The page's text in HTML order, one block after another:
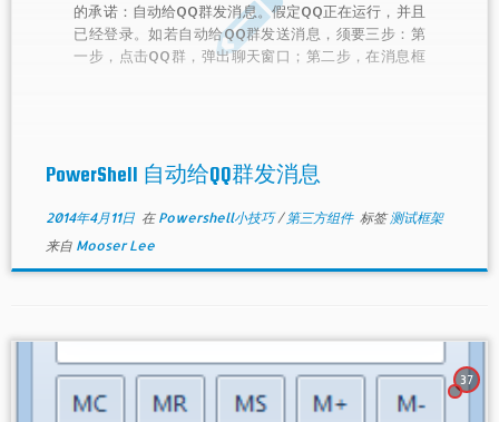
的承诺：自动给QQ群发消息。假定QQ正在运行，并且
已经登录。如若自动给QQ群发送消息，须要三步：第
一步，点击QQ群，弹出聊天窗口；第二步，在消息框
PowerShell 自动给QQ群发消息
2014年4月11日在 Powershell小技巧/ 第三方组件 标签测试框架
来自 Mooser Lee
37